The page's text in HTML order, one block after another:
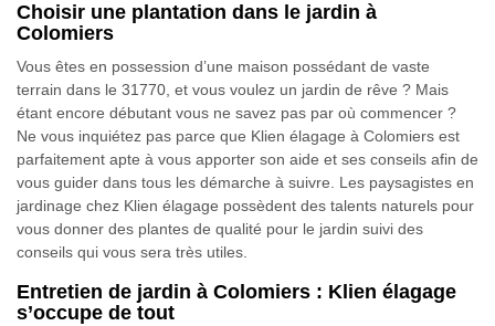
Choisir une plantation dans le jardin à
Colomiers
Vous êtes en possession d’une maison possédant de vaste
terrain dans le 31770, et vous voulez un jardin de rêve ? Mais
étant encore débutant vous ne savez pas par où commencer ?
Ne vous inquiétez pas parce que Klien élagage à Colomiers est
parfaitement apte à vous apporter son aide et ses conseils afin de
vous guider dans tous les démarche à suivre. Les paysagistes en
jardinage chez Klien élagage possèdent des talents naturels pour
vous donner des plantes de qualité pour le jardin suivi des
conseils qui vous sera très utiles.
Entretien de jardin à Colomiers : Klien élagage
s’occupe de tout